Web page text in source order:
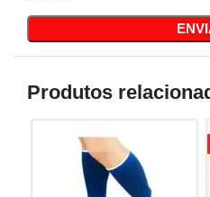
Produtos